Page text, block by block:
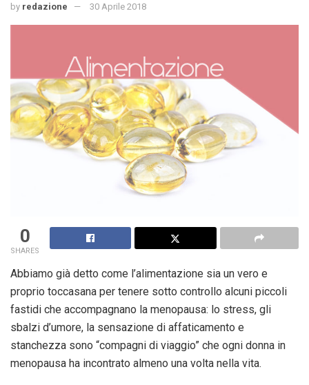
by redazione 30 Aprile 2018
0
SHARES
Abbiamo già detto come l’alimentazione sia un vero e
proprio toccasana per tenere sotto controllo alcuni piccoli
fastidi che accompagnano la menopausa: lo stress, gli
sbalzi d’umore, la sensazione di affaticamento e
stanchezza sono “compagni di viaggio” che ogni donna in
menopausa ha incontrato almeno una volta nella vita.